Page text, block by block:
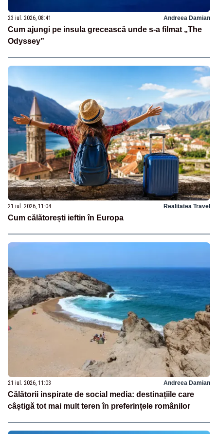
23 iul. 2026, 08:41 Andreea Damian
Cum ajungi pe insula grecească unde s-a filmat „The
Odyssey”
21 iul. 2026, 11:04 Realitatea Travel
Cum călătorești ieftin în Europa
21 iul. 2026, 11:03 Andreea Damian
Călătorii inspirate de social media: destinațiile care
câștigă tot mai mult teren în preferințele românilor